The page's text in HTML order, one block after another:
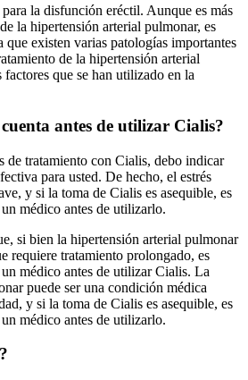
la disfunción eréctil. Aunque es más
la hipertensión arterial pulmonar, es
que existen varias patologías importantes
de la hipertensión arterial
que se han utilizado en la
antes de utilizar Cialis?
de tratamiento con Cialis, debo indicar
para usted. De hecho, el estrés
y si la toma de Cialis es asequible, es
médico antes de utilizarlo.
si bien la hipertensión arterial pulmonar
requiere tratamiento prolongado, es
médico antes de utilizar Cialis. La
puede ser una condición médica
y si la toma de Cialis es asequible, es
médico antes de utilizarlo.